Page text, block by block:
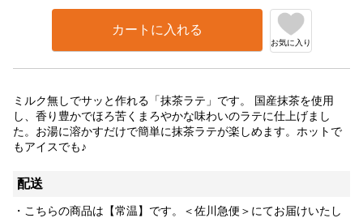
カートに入れる
お気に入り
ミルク無しでサッと作れる「抹茶ラテ」です。 国産抹茶を使用
し、香り豊かでほろ苦くまろやかな味わいのラテに仕上げまし
た。お湯に溶かすだけで簡単に抹茶ラテが楽しめます。ホットで
もアイスでも♪
配送
・こちらの商品は【常温】です。＜佐川急便＞にてお届けいたし